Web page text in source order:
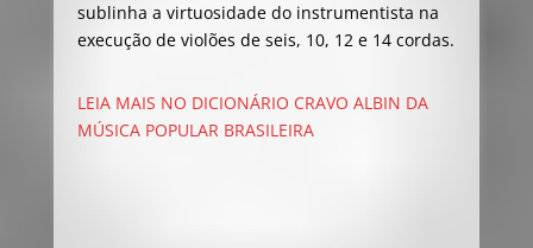
sublinha a virtuosidade do instrumentista na
execução de violões de seis, 10, 12 e 14 cordas.
LEIA MAIS NO DICIONÁRIO CRAVO ALBIN DA
MÚSICA POPULAR BRASILEIRA